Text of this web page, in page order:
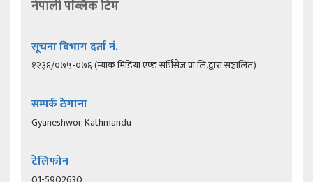
नेपाली पब्लिक टिम
सूचना विभाग दर्ता नं.
१२३६/०७५-०७६ (म्याक मिडिया एण्ड सर्भिसेज प्रा.लि.द्वारा सञ्चालित)
सम्पर्क ठेगाना
Gyaneshwor, Kathmandu
टेलिफोन